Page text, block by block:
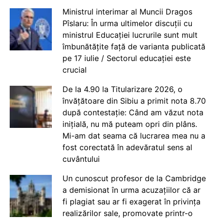
Ministrul interimar al Muncii Dragos
Pîslaru: În urma ultimelor discuții cu
ministrul Educației lucrurile sunt mult
îmbunătățite față de varianta publicată
pe 17 iulie / Sectorul educației este
crucial
De la 4.90 la Titularizare 2026, o
învățătoare din Sibiu a primit nota 8.70
după contestație: Când am văzut nota
inițială, nu mă puteam opri din plâns.
Mi-am dat seama că lucrarea mea nu a
fost corectată în adevăratul sens al
cuvântului
Un cunoscut profesor de la Cambridge
a demisionat în urma acuzațiilor că ar
fi plagiat sau ar fi exagerat în privința
realizărilor sale, promovate printr-o